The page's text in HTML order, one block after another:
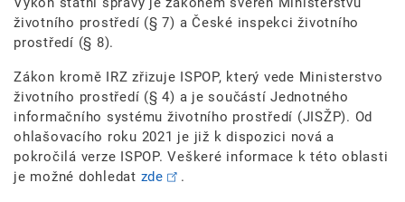
životního prostředí (§ 7) a České inspekci životního
prostředí (§ 8).
Zákon kromě IRZ zřizuje ISPOP, který vede Ministerstvo
životního prostředí (§ 4) a je součástí Jednotného
informačního systému životního prostředí (JISŽP). Od
ohlašovacího roku 2021 je již k dispozici nová a
pokročilá verze ISPOP. Veškeré informace k této oblasti
je možné dohledat zde .